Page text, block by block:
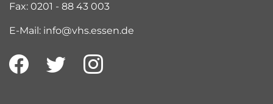
Fax: 0201 - 88 43 003
E-Mail: info@vhs.essen.de